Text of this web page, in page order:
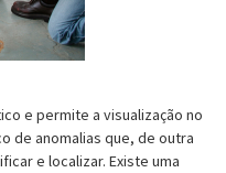
e permite a visualização no
de anomalias que, de outra
e localizar. Existe uma